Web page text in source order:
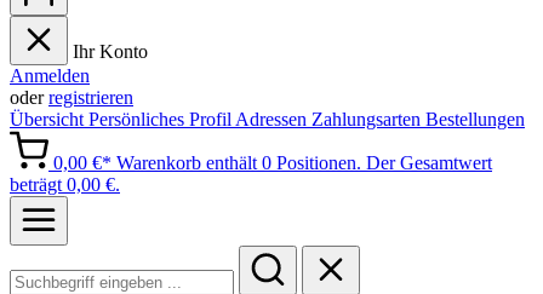
Ihr Konto
Anmelden
oderregistrieren
Übersicht Persönliches Profil Adressen Zahlungsarten Bestellungen
0,00 €* Warenkorb enthält 0 Positionen. Der Gesamtwert
beträgt 0,00 €.